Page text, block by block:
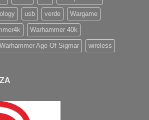
usb verde Wargame
Warhammer 40k
Warhammer Age Of Sigmar wireless